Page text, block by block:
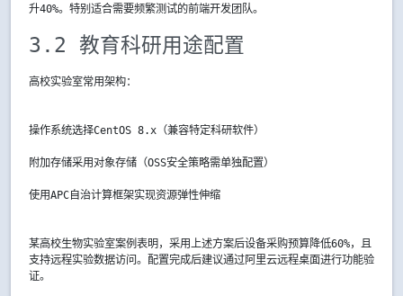
升40%。特别适合需要频繁测试的前端开发团队。
3.2 教育科研用途配置
高校实验室常用架构：
操作系统选择CentOS 8.x（兼容特定科研软件）
附加存储采用对象存储（OSS安全策略需单独配置）
使用APC自治计算框架实现资源弹性伸缩
某高校生物实验室案例表明，采用上述方案后设备采购预算降低60%，且
支持远程实验数据访问。配置完成后建议通过阿里云远程桌面进行功能验
证。